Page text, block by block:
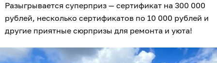
Разыгрывается суперприз — сертификат на 300 000
рублей, несколько сертификатов по 10 000 рублей и
другие приятные сюрпризы для ремонта и уюта!